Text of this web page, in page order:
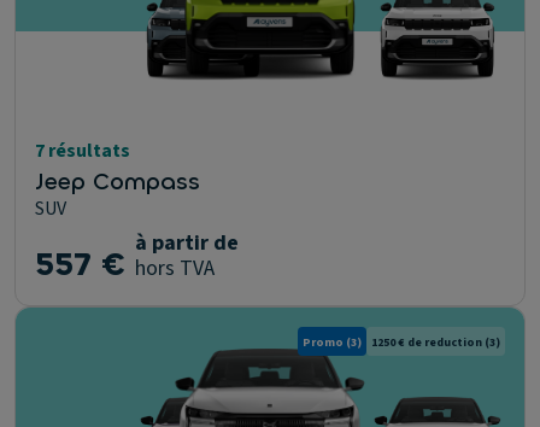
7 résultats
Jeep Compass
SUV
557 € à partir de
hors TVA
Promo (3) 1250 € de reduction (3)